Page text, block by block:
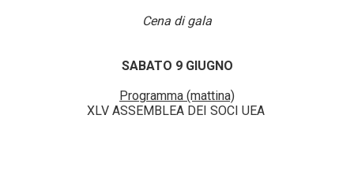
Cena di gala
SABATO 9 GIUGNO
Programma (mattina)
XLV ASSEMBLEA DEI SOCI UEA